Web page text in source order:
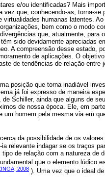
e/ou identificadas? Mais
que, conhecendo-as, torna-
humanas latentes.
bem como o modo
que, atualmente, para
sido devidamente apreciadas
A compreensão desse estado,
de aplicações. O
de tendências de relação entre
posição que torna inadiável
já foi expresso de maneira
, de Schiller, ainda que alguns de
de nossa época. Ele, em
um homem pela mesma via em
da possibilidade de os
relevante indagar se os traços
de relação com a natureza de
que o elemento lúdico
2008 ). Uma vez que o ideal